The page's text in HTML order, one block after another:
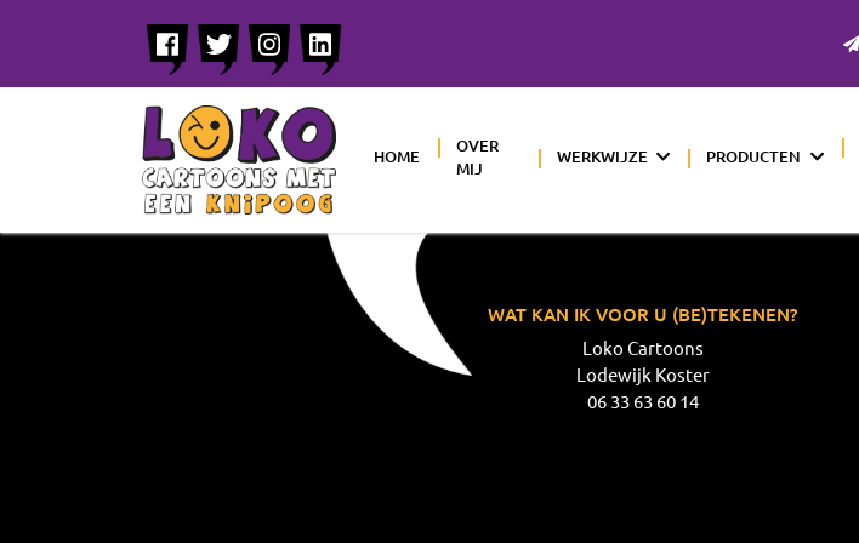
HOME
OVER
MIJ
WERKWIJZE PRODUCTEN
WAT KAN IK VOOR U (BE)TEKENEN?
Loko Cartoons
Lodewijk Koster
06 33 63 60 14